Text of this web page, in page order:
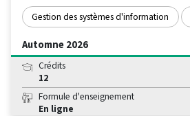
Gestion des systèmes d'information
Automne 2026
Crédits
12
Formule d'enseignement
En ligne